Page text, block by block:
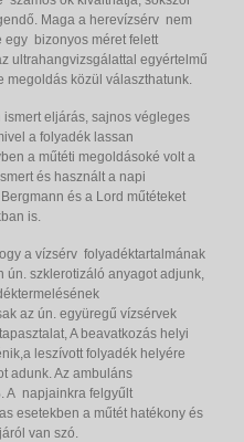
Maga a herevízsérv nem
egy bizonyos méret felett
ultrahangvizsgálattal egyértelmű
megoldás közül választhatunk.
eljárás, sajnos végleges
a folyadék lassan
a műtéti megoldásoké volt a
és használt a napi
és a Lord műtéteket
is.
a vízsérv folyadéktartalmának
ún. szklerotizáló anyagot adjunk,
az ún. együregű vízsérvek
A beavatkozás helyi
leszívott folyadék helyére
adunk. Az ambuláns
A napjainkra felgyűlt
esetekben a műtét hatékony és
van szó.